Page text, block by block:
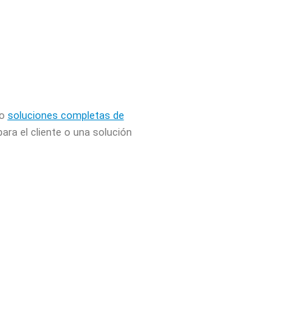
soluciones completas de
el cliente o una solución